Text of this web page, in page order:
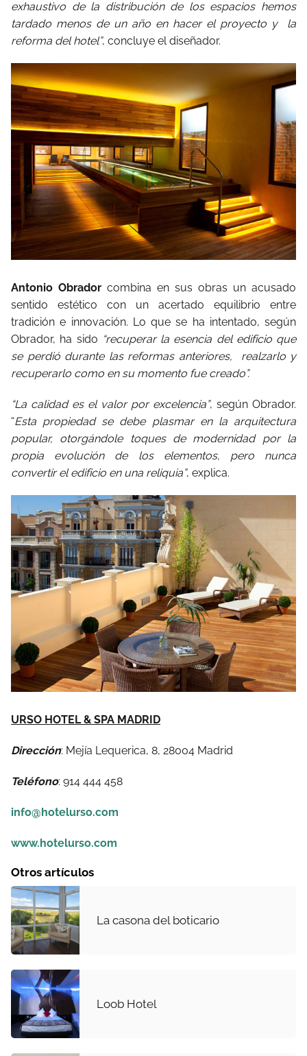
exhaustivo de la distribución de los espacios hemos
tardado menos de un año en hacer el proyecto y la
reforma del hotel”, concluye el diseñador.
Antonio Obrador combina en sus obras un acusado
sentido estético con un acertado equilibrio entre
tradición e innovación. Lo que se ha intentado, según
Obrador, ha sido “recuperar la esencia del edificio que
se perdió durante las reformas anteriores, realzarlo y
recuperarlo como en su momento fue creado”.
“La calidad es el valor por excelencia”, según Obrador.
“Esta propiedad se debe plasmar en la arquitectura
popular, otorgándole toques de modernidad por la
propia evolución de los elementos, pero nunca
convertir el edificio en una reliquia”, explica.
URSO HOTEL & SPA MADRID
Dirección: Mejía Lequerica, 8, 28004 Madrid
Teléfono: 914 444 458
info@hotelurso.com
www.hotelurso.com
Otros artículos
La casona del boticario
Loob Hotel